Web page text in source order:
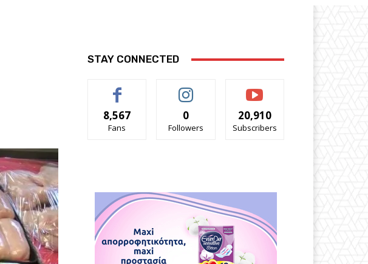
STAY CONNECTED
8,567
Fans
0
Followers
20,910
Subscribers